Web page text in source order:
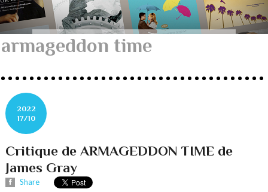
armageddon time
2022
17/10
Critique de ARMAGEDDON TIME de
James Gray
Share